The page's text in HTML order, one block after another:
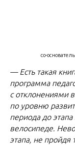
со-
— Есть такая
программа
с отклонениями
по уровню
периода до
велосипеде.
этапа, не пройдя